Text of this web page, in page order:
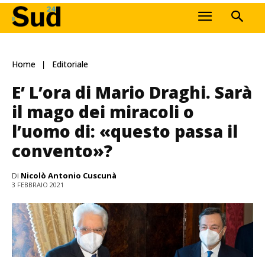
Home Editoriale
E’ L’ora di Mario Draghi. Sarà
il mago dei miracoli o
l’uomo di: «questo passa il
convento»?
Di Nicolò Antonio Cuscunà
3 FEBBRAIO 2021